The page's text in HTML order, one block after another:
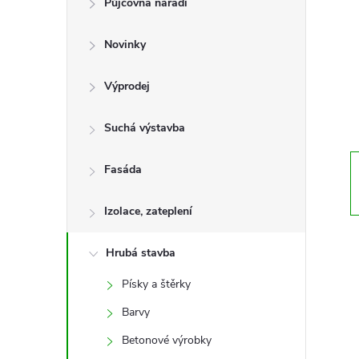
Novinky
Výprodej
Suchá výstavba
Fasáda
Izolace, zateplení
Hrubá stavba
Písky a štěrky
Barvy
Betonové výrobky